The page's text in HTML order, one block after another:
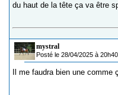
du haut de la tête ça va être
mystral
Posté le 28/04/2025 à 20h40
Il me faudra bien une comme